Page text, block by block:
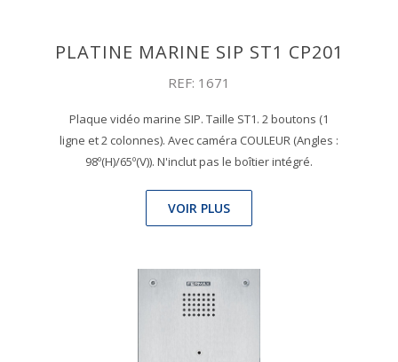
PLATINE MARINE SIP ST1 CP201
REF: 1671
Plaque vidéo marine SIP. Taille ST1. 2 boutons (1
ligne et 2 colonnes). Avec caméra COULEUR (Angles :
98º(H)/65º(V)). N'inclut pas le boîtier intégré.
VOIR PLUS